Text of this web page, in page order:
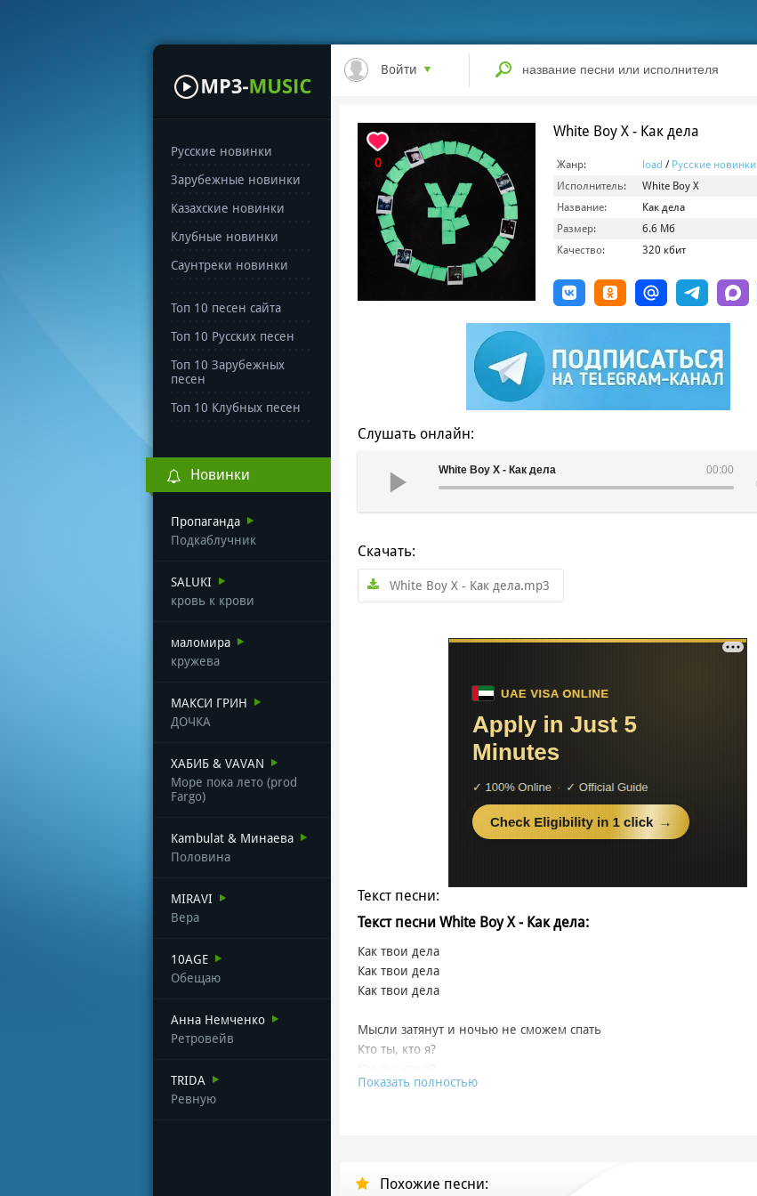
Русские новинки
Зарубежные новинки
Казахские новинки
Клубные новинки
Саунтреки новинки
Топ 10 песен сайта
Топ 10 Русских песен
Топ 10 Зарубежных
песен
Топ 10 Клубных песен
Новинки
Пропаганда
Подкаблучник
SALUKI
кровь к крови
маломира
кружева
МАКСИ ГРИН
ДОЧКА
ХАБИБ & VAVAN
Море пока лето (prod
Fargo)
Kambulat & Минаева
Половина
MIRAVI
Вера
10AGE
Обещаю
Анна Немченко
Ретровейв
TRIDA
Ревную
Войти
0
White Boy X - Как дела
Жанр: load / Русские новинки
Исполнитель:
White Boy X
Название:
Как дела
Размер:
6.6 Мб
Качество:
320 кбит
Слушать онлайн:
00:00
White Boy X - Как дела
Скачать:
White Boy X - Как дела.mp3
Текст песни:
Текст песни White Boy X - Как дела:
Как твои дела
Как твои дела
Как твои дела
Мысли затянут и ночью не сможем спать
Кто ты, кто я?
Показать полностью
Похожие песни: